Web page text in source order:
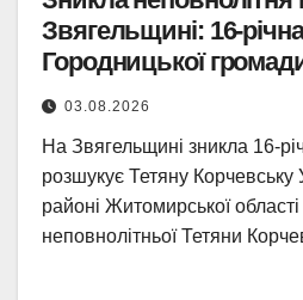
Звягельщині: 16-
Городницької
повернулася додому.
03.08.2026
На Звягельщині зникла 16-
розшукує Тетяну Корчевську
районі Житомирської
неповнолітньої Тетяни